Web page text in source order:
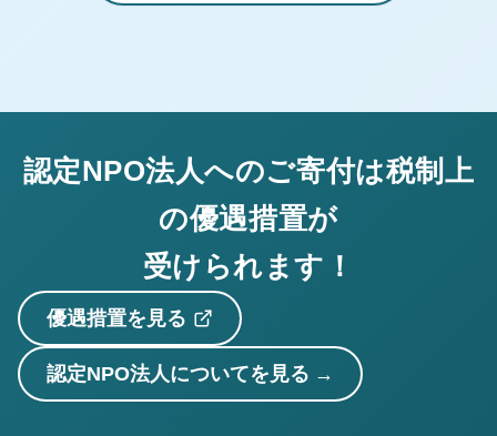
認定NPO法人へのご寄付は税制上
の優遇措置が
受けられます！
優遇措置を見る
認定NPO法人についてを見る